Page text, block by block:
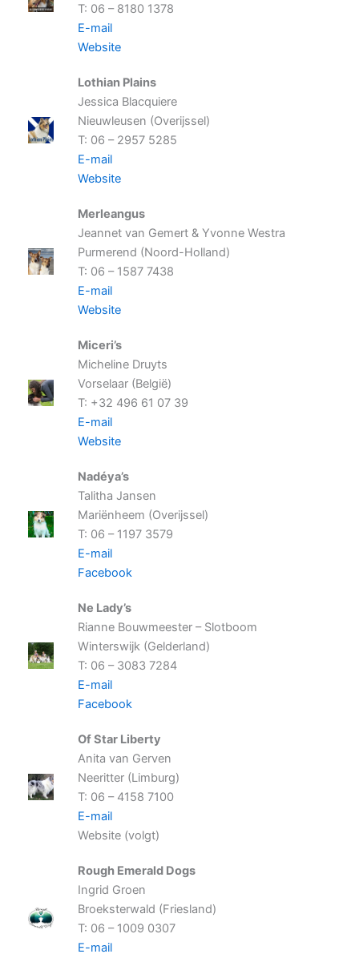
T: 06 – 8180 1378
E-mail
Website
Lothian Plains
Jessica Blacquiere
Nieuwleusen (Overijssel)
T: 06 – 2957 5285
E-mail
Website
Merleangus
Jeannet van Gemert & Yvonne Westra
Purmerend (Noord-Holland)
T: 06 – 1587 7438
E-mail
Website
Miceri’s
Micheline Druyts
Vorselaar (België)
T: +32 496 61 07 39
E-mail
Website
Nadéya’s
Talitha Jansen
Mariënheem (Overijssel)
T: 06 – 1197 3579
E-mail
Facebook
Ne Lady’s
Rianne Bouwmeester – Slotboom
Winterswijk (Gelderland)
T: 06 – 3083 7284
E-mail
Facebook
Of Star Liberty
Anita van Gerven
Neeritter (Limburg)
T: 06 – 4158 7100
E-mail
Website (volgt)
Rough Emerald Dogs
Ingrid Groen
Broeksterwald (Friesland)
T: 06 – 1009 0307
E-mail